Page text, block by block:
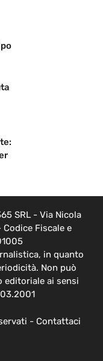
SRL - Via Nicola
Codice Fiscale e
in quanto
Non può
ai sensi
- Contattaci